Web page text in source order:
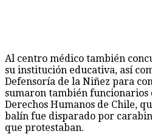
Al centro médico también
su institución educativa, así
Defensoría de la Niñez para
sumaron también
Derechos Humanos de Chile,
balín fue disparado por
que protestaban.